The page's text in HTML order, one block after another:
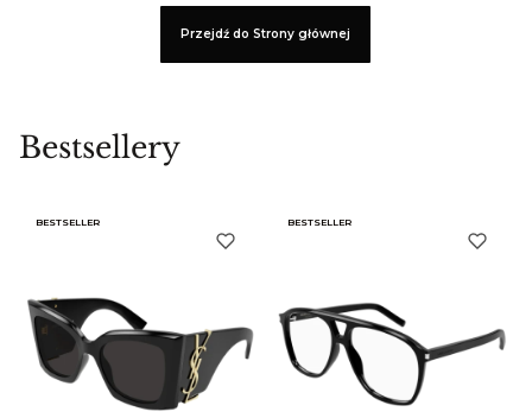
Przejdź do Strony głównej
Bestsellery
BESTSELLER BESTSELLER